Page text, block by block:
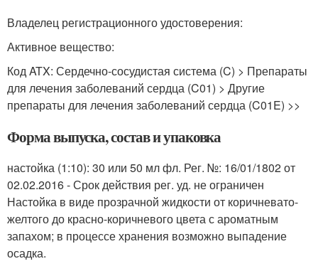
Владелец регистрационного удостоверения:
Активное вещество:
Код ATX: Сердечно-сосудистая система (C) > Препараты
для лечения заболеваний сердца (C01) > Другие
препараты для лечения заболеваний сердца (C01E) >>
Форма выпуска, состав и упаковка
настойка (1:10): 30 или 50 мл фл. Рег. №: 16/01/1802 от
02.02.2016 - Срок действия рег. уд. не ограничен
Настойка в виде прозрачной жидкости от коричневато-
желтого до красно-коричневого цвета с ароматным
запахом; в процессе хранения возможно выпадение
осадка.